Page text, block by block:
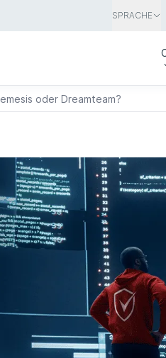
SPRACHE
oder Dreamteam?